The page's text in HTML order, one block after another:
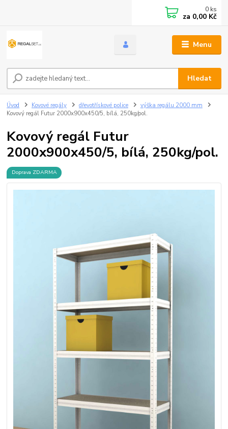
Menu
Hledat
0 ks
za 0,00 Kč
Úvod Kovové regály dřevotřískové police
výška regálu 2000 mm
Kovový regál Futur 2000x900x450/5, bílá, 250kg/pol.
Kovový regál Futur
2000x900x450/5, bílá, 250kg/pol.
Doprava ZDARMA